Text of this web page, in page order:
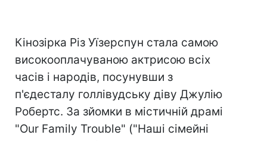
Кінозірка Різ Уїзерспун стала самою
високооплачуваною актрисою всіх
часів і народів, посунувши з
п'єдесталу голлівудську діву Джулію
Робертс. За зйомки в містичній драмі
"Our Family Trouble" ("Наші сімейні